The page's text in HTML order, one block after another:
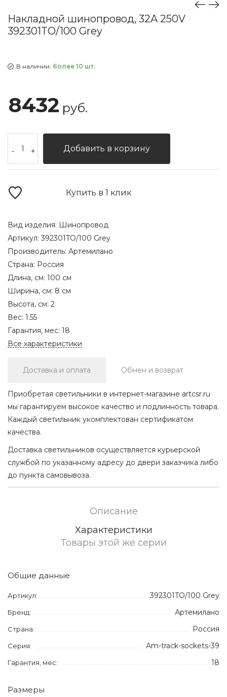
Накладной шинопровод, 32A 250V
392301TO/100 Grey
В наличии: более 10 шт.
8432 руб.
- + Добавить в корзину
Купить в 1 клик
Вид изделия: Шинопровод
Артикул:392301TO/100 Grey
Производитель: Артемилано
Страна: Россия
Длина, см: 100 см
Ширина, см: 8 см
Высота, см: 2
Вес: 1.55
Гарантия, мес: 18
Все характеристики
Доставка и оплата Обмен и возврат
Приобретая светильники в интернет-магазине artcsr.ru
мы гарантируем высокое качество и подлинность товара.
Каждый светильник укомплектован сертификатом
качества.
Доставка светильников осуществляется курьерской
службой по указанному адресу до двери заказчика либо
до пункта самовывоза.
Описание
Характеристики
Товары этой же серии
Общие данные
Артикул: 392301TO/100 Grey
Бренд: Артемилано
Страна: Россия
Серия: Am-track-sockets-39
Гарантия, мес: 18
Размеры